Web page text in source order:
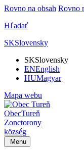
Rovno na obsah Rovno
Hľadať
SKSlovensky
SKSlovensky
ENEnglish
HUMagyar
Mapa webu
ObecTureň
Zonctorony
község
Menu